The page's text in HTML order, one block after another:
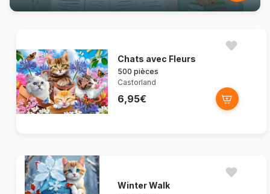
Chats avec Fleurs
500 pièces
Castorland
6,95€
Winter Walk